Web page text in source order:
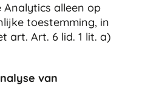
Analytics alleen op
toestemming, in
art. Art. 6 lid. 1 lit. a)
van